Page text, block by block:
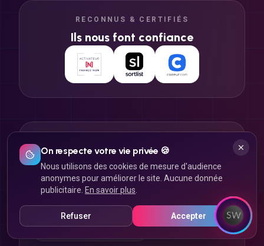
RECONNUS & CERTIFIÉS
Ils nous font confiance
Agence web Lyon Agence SEO Lyon
Agence application mobile Lyon
Agence e-commerce Lyon
Agence webmarketing Lyon
On respecte votre vie privée 🍪
Nous utilisons des cookies de mesure d'audience
anonymes pour améliorer le site. Aucune donnée
publicitaire. En savoir plus
Refuser Accepter